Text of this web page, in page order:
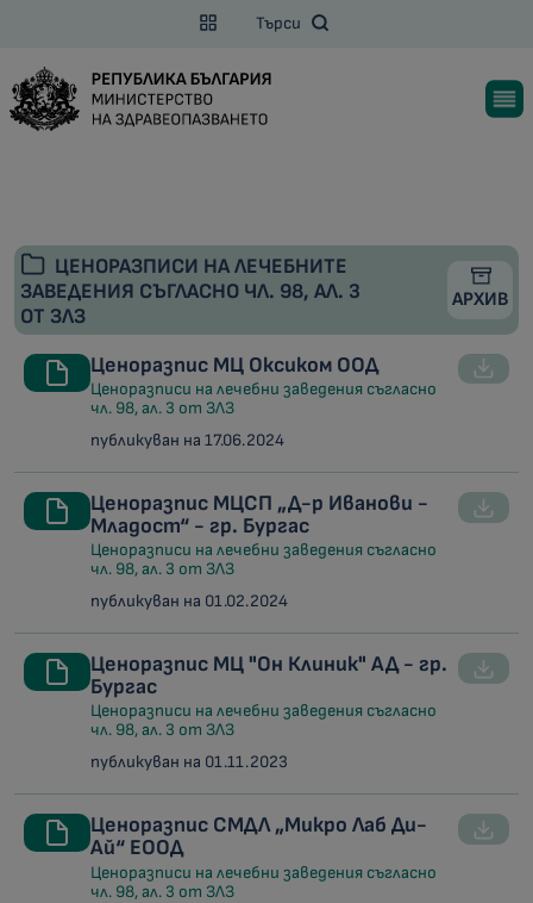
Търси
ЦЕНОРАЗПИСИ НА ЛЕЧЕБНИТЕ
ЗАВЕДЕНИЯ СЪГЛАСНО ЧЛ. 98, АЛ. 3
ОТ ЗЛЗ
АРХИВ
Ценоразпис МЦ Оксиком ООД
Ценоразписи на лечебни заведения съгласно
чл. 98, ал. 3 от ЗЛЗ
публикуван на 17.06.2024
Ценоразпис МЦСП „Д-р Иванови -
Младост“ - гр. Бургас
Ценоразписи на лечебни заведения съгласно
чл. 98, ал. 3 от ЗЛЗ
публикуван на 01.02.2024
Ценоразпис МЦ "Он Клиник" АД - гр.
Бургас
Ценоразписи на лечебни заведения съгласно
чл. 98, ал. 3 от ЗЛЗ
публикуван на 01.11.2023
Ценоразпис СМДЛ „Микро Лаб Ди-
Ай“ ЕООД
Ценоразписи на лечебни заведения съгласно
чл. 98, ал. 3 от ЗЛЗ